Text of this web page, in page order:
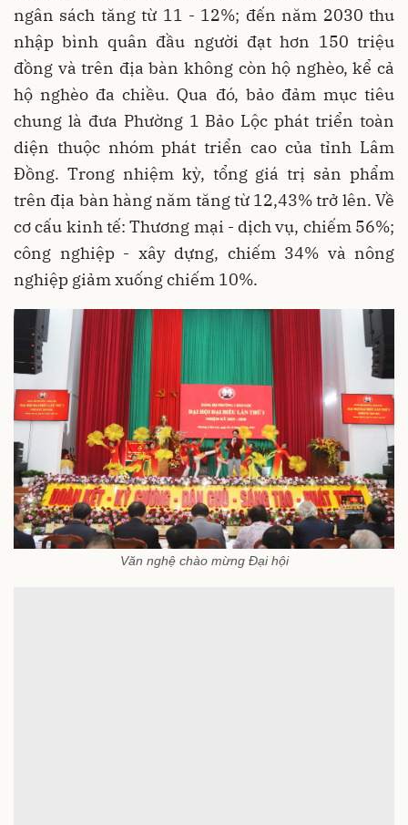
ngân sách tăng từ 11 - 12%; đến năm 2030 thu
nhập bình quân đầu người đạt hơn 150 triệu
đồng và trên địa bàn không còn hộ nghèo, kể cả
hộ nghèo đa chiều. Qua đó, bảo đảm mục tiêu
chung là đưa Phường 1 Bảo Lộc phát triển toàn
diện thuộc nhóm phát triển cao của tỉnh Lâm
Đồng. Trong nhiệm kỳ, tổng giá trị sản phẩm
trên địa bàn hàng năm tăng từ 12,43% trở lên. Về
cơ cấu kinh tế: Thương mại - dịch vụ, chiếm 56%;
công nghiệp - xây dựng, chiếm 34% và nông
nghiệp giảm xuống chiếm 10%.
Văn nghệ chào mừng Đại hội